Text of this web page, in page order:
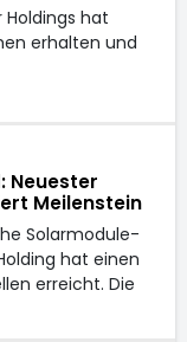
Holdings hat
erhalten und
Neuester
Meilenstein
Solarmodule-
hat einen
erreicht. Die